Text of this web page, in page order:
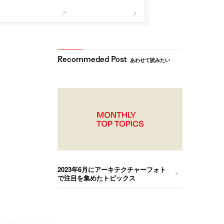
あわせて読みたい
2023年6月にアーキテクチャーフォト
で注目を集めたトピックス